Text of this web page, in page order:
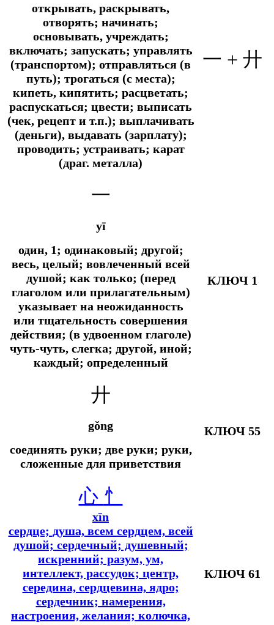
открывать, раскрывать,
отворять; начинать;
основывать, учреждать;
включать; запускать; управлять
(транспортом); отправляться (в
путь); трогаться (с места);
кипеть, кипятить; расцветать;
распускаться; цвести; выписать
(чек, рецепт и т.п.); выплачивать
(деньги), выдавать (зарплату);
проводить; устраивать; карат
(драг. металла)
一 + 廾
一
yī
один, 1; одинаковый; другой;
весь, целый; вовлеченный всей
душой; как только; (перед
глаголом или прилагательным)
указывает на неожиданность
или тщательность совершения
действия; (в удвоенном глаголе)
чуть-чуть, слегка; другой, иной;
каждый; определенный
КЛЮЧ 1
廾
gǒng
соединять руки; две руки; руки,
сложенные для приветствия
КЛЮЧ 55
心 忄
xīn
сердце; душа, всем сердцем, всей
душой; сердечный; душевный;
искренний; разум, ум,
интеллект, рассудок; центр,
середина, сердцевина, ядро;
сердечник; намерения,
настроения, желания; колючка,
КЛЮЧ 61